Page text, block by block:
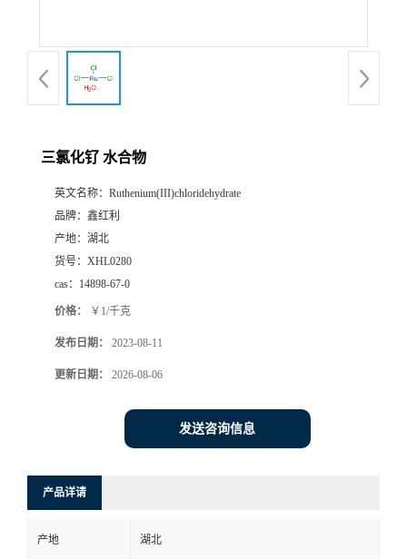
三氯化钌 水合物
英文名称： Ruthenium(III)chloridehydrate
品牌： 鑫红利
产地： 湖北
货号： XHL0280
cas： 14898-67-0
价格： ￥1/千克
发布日期： 2023-08-11
更新日期： 2026-08-06
发送咨询信息
产品详请
产地 湖北